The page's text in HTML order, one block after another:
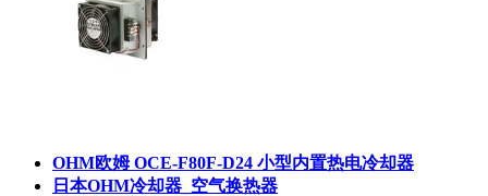
OHM欧姆 OCE-F80F-D24 小型内置热电冷却器
日本OHM冷却器_空气换热器